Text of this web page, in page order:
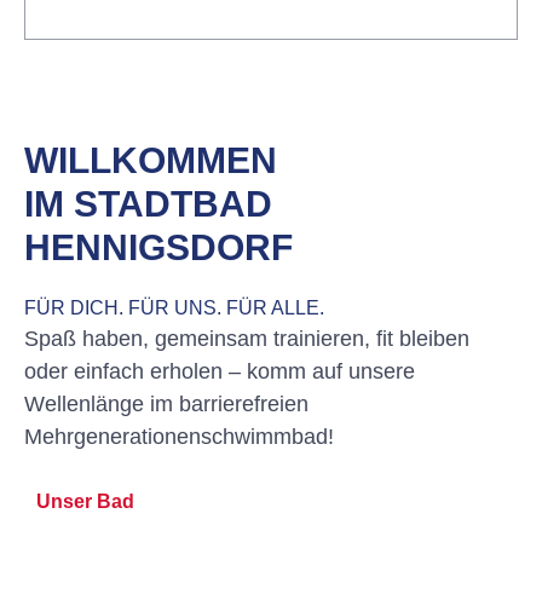
WILLKOMMEN
IM STADTBAD
HENNIGSDORF
FÜR DICH. FÜR UNS. FÜR ALLE.
Spaß haben, gemeinsam trainieren, fit bleiben
oder einfach erholen – komm auf unsere
Wellenlänge im barrierefreien
Mehrgenerationenschwimmbad!
Unser Bad